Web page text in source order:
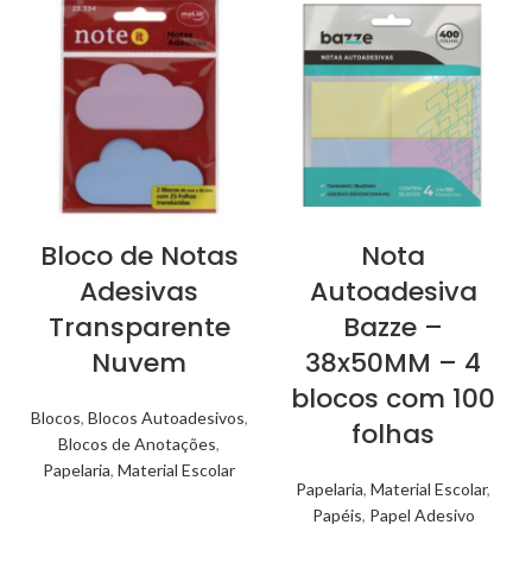
Bloco de Notas
Adesivas
Transparente
Nuvem
Blocos, Blocos Autoadesivos,
Blocos de Anotações,
Papelaria, Material Escolar
Nota
Autoadesiva
Bazze –
38x50MM – 4
blocos com 100
folhas
Papelaria, Material Escolar,
Papéis, Papel Adesivo